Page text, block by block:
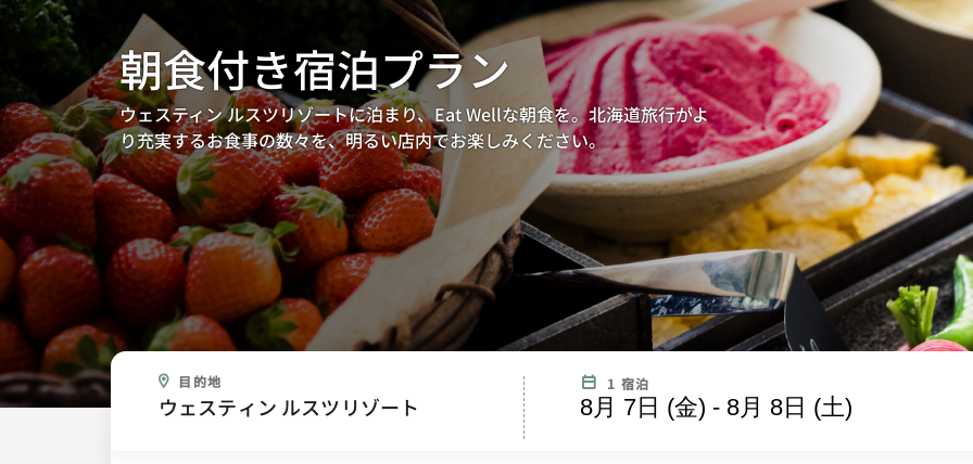
朝食付き宿泊プラン
ウェスティン ルスツリゾートに泊まり、Eat Wellな朝食を。北海道旅行がよ
り充実するお食事の数々を、明るい店内でお楽しみください。
目的地
.
1 宿泊
8月 7日 (金) - 8月 8日 (土)